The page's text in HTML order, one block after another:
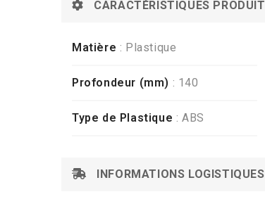
CARACTÉRISTIQUES PRODUIT
Matière : Plastique
Profondeur (mm) : 140
Type de Plastique : ABS
INFORMATIONS LOGISTIQUES